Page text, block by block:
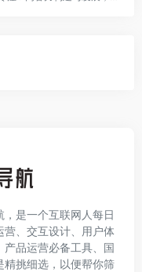
是一个互联网人每日
营、交互设计、用户体
品运营必备工具、国
精挑细选，以便帮你筛